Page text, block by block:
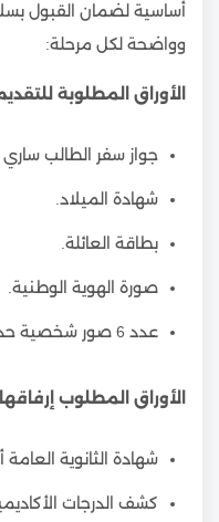
أساسية لضمان القبول
وواضحة لكل مرحلة:
الأوراق المطلوبة
جواز سفر الطالب
شهادة الميلاد.
بطاقة العائلة.
صورة الهوية الوطنية.
عدد 6 صور شخصية حديثة للطالب.
الأوراق المطلوب
شهادة الثانوية العامة
كشف الدرجات